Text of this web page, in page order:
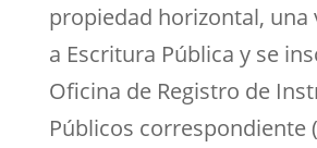
propiedad horizontal, una
a Escritura Pública y se
Oficina de Registro de
Públicos correspondiente